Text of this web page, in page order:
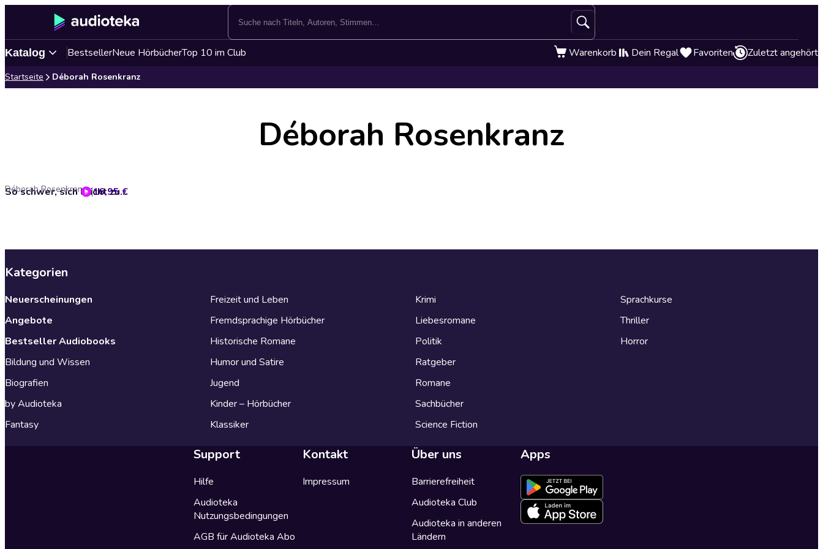
Katalog BestsellerNeue HörbücherTop 10 im Club Warenkorb Dein Regal Favoriten Zuletzt angehört
Startseite Déborah Rosenkranz
Déborah Rosenkranz
So schwer, sich leicht zu fühlen
Déborah Rosenkranz 16,95 €
Kategorien
Neuerscheinungen
Angebote
Bestseller Audiobooks
Bildung und Wissen
Biografien
by Audioteka
Fantasy
Freizeit und Leben
Fremdsprachige Hörbücher
Historische Romane
Humor und Satire
Jugend
Kinder – Hörbücher
Klassiker
Krimi
Liebesromane
Politik
Ratgeber
Romane
Sachbücher
Science Fiction
Sprachkurse
Thriller
Horror
Support
Hilfe
Audioteka
Nutzungsbedingungen
AGB für Audioteka Abo
Kontakt
Impressum
Über uns
Barrierefreiheit
Audioteka Club
Audioteka in anderen
Ländern
Apps